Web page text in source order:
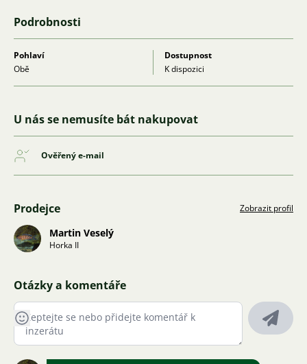
Podrobnosti
Pohlaví
Obě
Dostupnost
K dispozici
U nás se nemusíte bát nakupovat
Ověřený e-mail
Prodejce Zobrazit profil
Martin Veselý
Horka II
Otázky a komentáře